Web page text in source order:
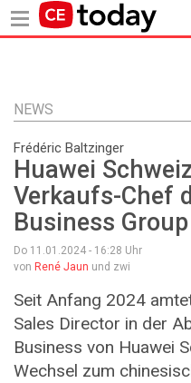
Inhalt
NEWS
Frédéric Baltzinger
Huawei
Verkaufs-Chef
Business Group
Do 11.01.2024 - 16:28 Uhr
von René Jaun und zwi
Seit Anfang 2024
Sales Director in der
Business von Huawei
Wechsel zum